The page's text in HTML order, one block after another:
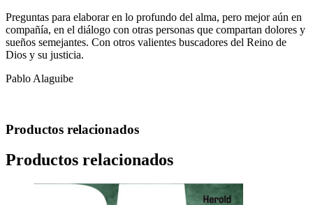
Preguntas para elaborar en lo profundo del alma, pero mejor aún en
compañía, en el diálogo con otras personas que compartan dolores y
sueños semejantes. Con otros valientes buscadores del Reino de
Dios y su justicia.
Pablo Alaguibe
Productos relacionados
Productos relacionados